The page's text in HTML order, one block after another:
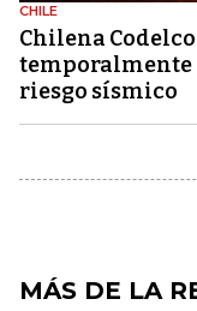
CHILE
Chilena
riesgo sísmico
MÁS DE LA